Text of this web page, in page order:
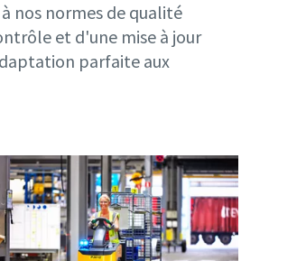
nos normes de qualité
et d'une mise à jour
parfaite aux